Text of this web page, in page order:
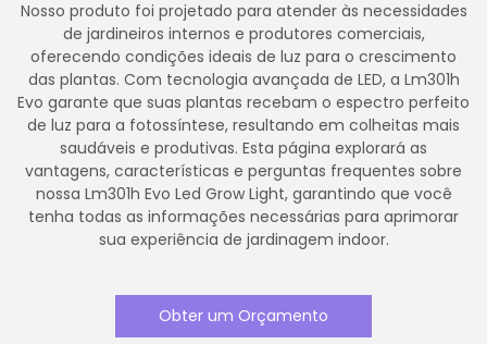
Nosso produto foi projetado para atender às necessidades
de jardineiros internos e produtores comerciais,
oferecendo condições ideais de luz para o crescimento
das plantas. Com tecnologia avançada de LED, a Lm301h
Evo garante que suas plantas recebam o espectro perfeito
de luz para a fotossíntese, resultando em colheitas mais
saudáveis e produtivas. Esta página explorará as
vantagens, características e perguntas frequentes sobre
nossa Lm301h Evo Led Grow Light, garantindo que você
tenha todas as informações necessárias para aprimorar
sua experiência de jardinagem indoor.
Obter um Orçamento